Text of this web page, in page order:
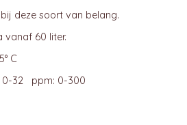
deze soort van belang.
vanaf 60 liter.
C
32 ppm: 0-300